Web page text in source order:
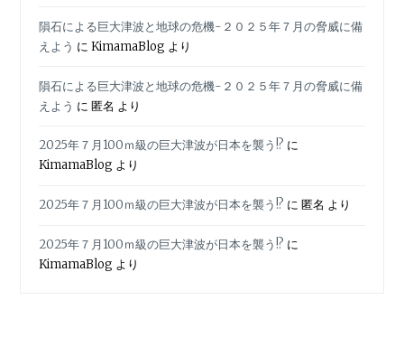
隕石による巨大津波と地球の危機-２０２５年７月の脅威に備
えよう にKimamaBlog より
隕石による巨大津波と地球の危機-２０２５年７月の脅威に備
えよう に匿名 より
2025年７月100ｍ級の巨大津波が日本を襲う!? に
KimamaBlog より
2025年７月100ｍ級の巨大津波が日本を襲う!? に匿名 より
2025年７月100ｍ級の巨大津波が日本を襲う!? に
KimamaBlog より